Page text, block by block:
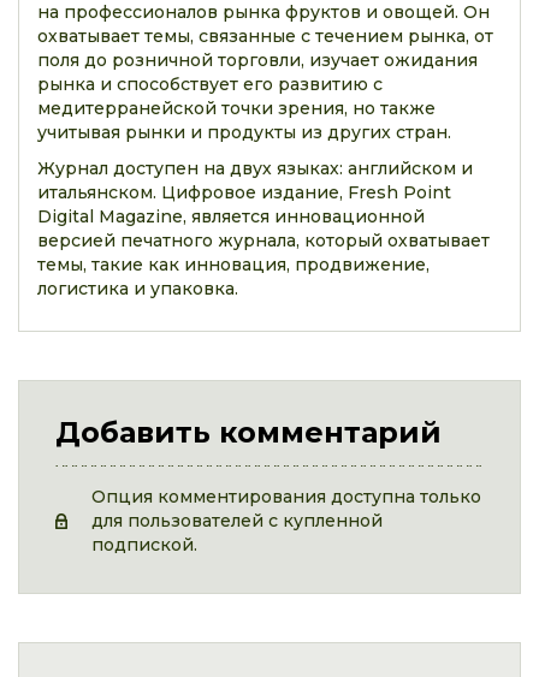
на профессионалов рынка фруктов и овощей. Он
охватывает темы, связанные с течением рынка, от
поля до розничной торговли, изучает ожидания
рынка и способствует его развитию с
медитерранейской точки зрения, но также
учитывая рынки и продукты из других стран.
Журнал доступен на двух языках: английском и
итальянском. Цифровое издание, Fresh Point
Digital Magazine, является инновационной
версией печатного журнала, который охватывает
темы, такие как инновация, продвижение,
логистика и упаковка.
Добавить комментарий
Опция комментирования доступна только
для пользователей с купленной
подпиской.